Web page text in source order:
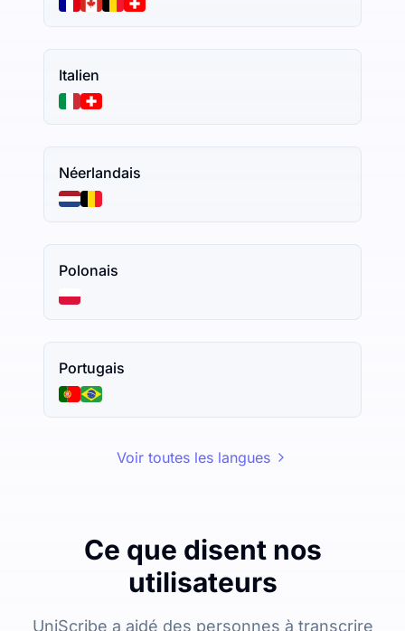
Italien
Néerlandais
Polonais
Portugais
Voir toutes les langues
Ce que disent nos
utilisateurs
UniScribe a aidé des personnes à transcrire